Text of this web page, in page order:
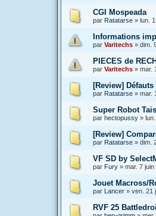
CGI Mospeada
par Ratatarse » lun.
Informations
par Varitechs » dim.
PIECES de
par Varitechs » mar.
[Review]
par Ratatarse » mar.
Super Robot
par hectopussy »
[Review]
par Ratatarse » dim.
VF SD by
par Fury » mar. 7 juin
Jouet Macross/
par Lancer » ven. 21
RVF 25